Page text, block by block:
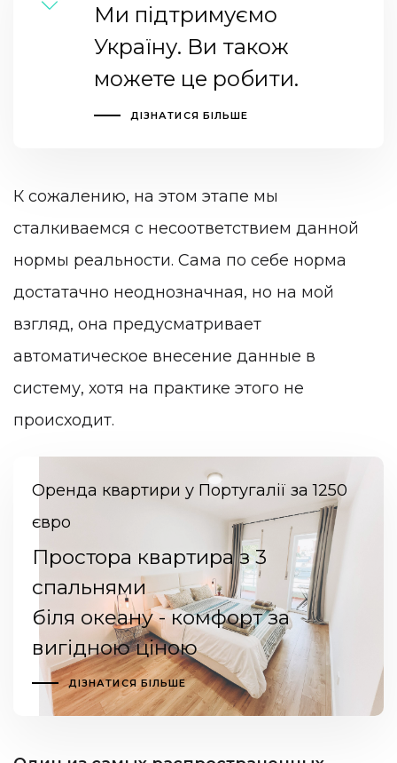
Ми підтримуємо
Україну. Ви також
можете це робити.
ДІЗНАТИСЯ БІЛЬШЕ
К сожалению, на этом этапе мы
сталкиваемся с несоответствием данной
нормы реальности. Сама по себе норма
достатачно неоднозначная, но на мой
взгляд, она предусматривает
автоматическое внесение данные в
систему, хотя на практике этого не
происходит.
Оренда квартири у Португалії за 1250
євро
Простора квартира з 3
спальнями
біля океану - комфорт за
вигідною ціною
ДІЗНАТИСЯ БІЛЬШЕ